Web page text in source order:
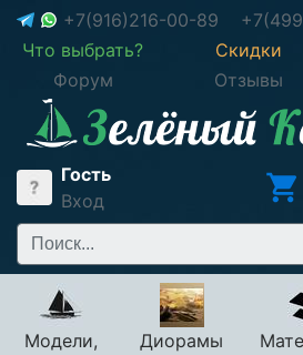
+7(916)216-00-89
Что выбрать?
Скидки
Форум
Отзывы
Гость
Вход
Модели,
Диорамы